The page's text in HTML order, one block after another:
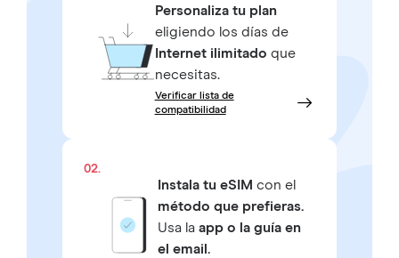
Personaliza tu plan
eligiendo los días de
Internet ilimitado que
necesitas.
Verificar lista de
compatibilidad
02.
Instala tu eSIM con el
método que prefieras.
Usa la app o la guía en
el email.